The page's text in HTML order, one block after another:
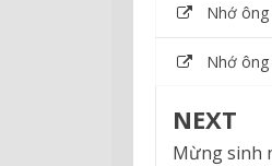
Nhớ ông
Nhớ ông
NEXT
Mừng sinh